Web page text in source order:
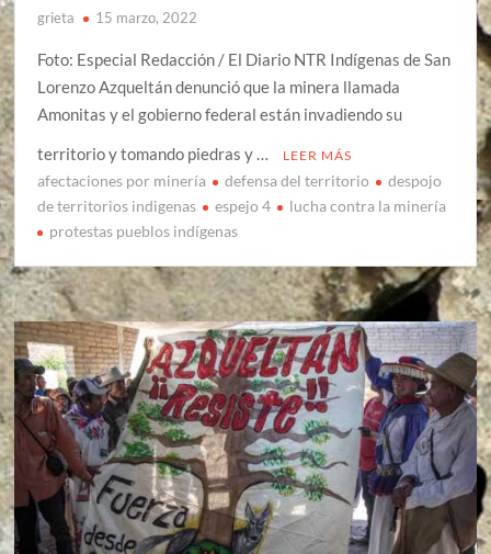
grieta 15 marzo, 2022
Foto: Especial Redacción / El Diario NTR Indígenas de San
Lorenzo Azqueltán denunció que la minera llamada
Amonitas y el gobierno federal están invadiendo su
territorio y tomando piedras y …
LEER MÁS
afectaciones por minería defensa del territorio
despojo
de territorios indigenas
espejo 4
lucha contra la minería
protestas pueblos indígenas